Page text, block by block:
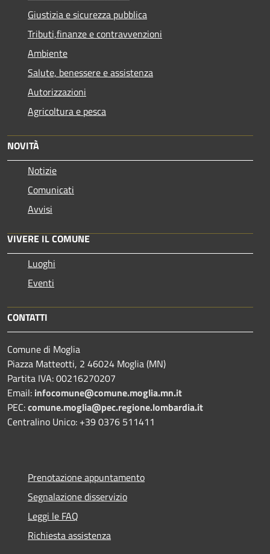
Giustizia e sicurezza pubblica
Tributi,finanze e contravvenzioni
Ambiente
Salute, benessere e assistenza
Autorizzazioni
Agricoltura e pesca
NOVITÀ
Notizie
Comunicati
Avvisi
VIVERE IL COMUNE
Luoghi
Eventi
CONTATTI
Comune di Moglia
Piazza Matteotti, 2 46024 Moglia (MN)
Partita IVA: 00216270207
Email: infocomune@comune.moglia.mn.it
PEC:comune.moglia@pec.regione.lombardia.it
Centralino Unico: +39 0376 511411
Prenotazione appuntamento
Segnalazione disservizio
Leggi le FAQ
Richiesta assistenza